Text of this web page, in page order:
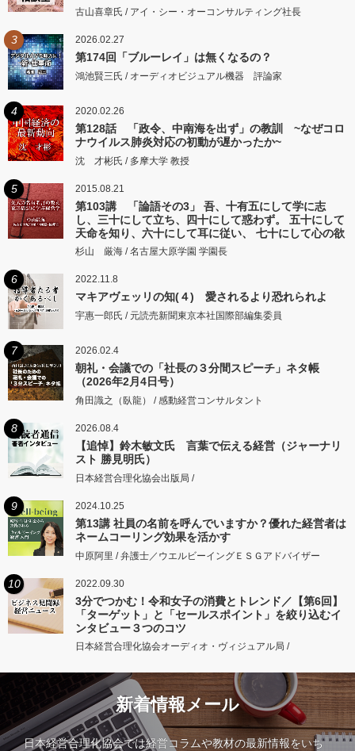
古山喜章氏 / アイ・シー・オーコンサルティング社長
3 2026.02.27
第174回「ブルーレイ」は無くなるの？
鴻池賢三氏 / オーディオビジュアル機器 評論家
4 2020.02.26
第128話 「政令、中南海を出ず」の教訓 ~なぜコロ
ナウイルス肺炎対応の初動が遅かったか~
沈 才彬氏 / 多摩大学 教授
5 2015.08.21
第103講 「論語その3」 吾、十有五にして学に志
し、三十にして立ち、四十にして惑わず。 五十にして
天命を知り、六十にして耳に従い、 七十にして心の欲
するところに従いて矩をこえず。
杉山 厳海 / 名古屋大原学園 学園長
6 2022.11.8
マキアヴェッリの知(４) 愛されるより恐れられよ
宇惠一郎氏 / 元読売新聞東京本社国際部編集委員
7 2026.02.4
朝礼・会議での「社長の３分間スピーチ」ネタ帳
（2026年2月4日号）
角田識之（臥龍） / 感動経営コンサルタント
8 2026.08.4
【追悼】鈴木敏文氏 言葉で伝える経営（ジャーナリ
スト 勝見明氏）
日本経営合理化協会出版局 /
9 2024.10.25
第13講 社員の名前を呼んでいますか？優れた経営者は
ネームコーリング効果を活かす
中原阿里 / 弁護士／ウエルビーイングＥＳＧアドバイザー
10 2022.09.30
3分でつかむ！令和女子の消費とトレンド／【第6回】
「ターゲット」と「セールスポイント」を絞り込むイ
ンタビュー３つのコツ
日本経営合理化協会オーディオ・ヴィジュアル局 /
新着情報メール
日本経営合理化協会では経営コラムや教材の最新情報をいち